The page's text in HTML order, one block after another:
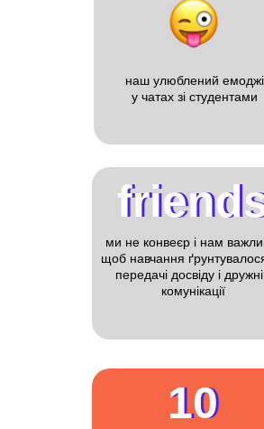
ми не конвеєр і нам
щоб навчання
передачі досвіду і
комунікації
наш улюблений емоджі
у чатах зі студентами
10
10